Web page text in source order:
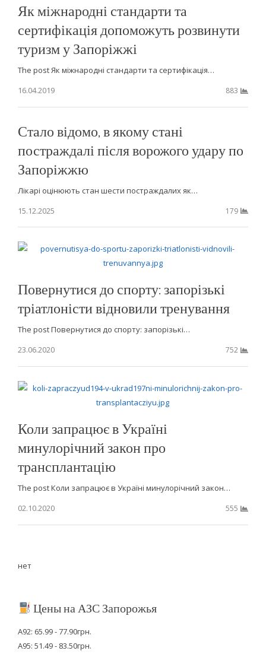
Як міжнародні стандарти та
сертифікація допоможуть розвинути
туризм у Запоріжжі
The post Як міжнародні стандарти та сертифікація…
16.04.2019
883
Стало відомо, в якому стані
постраждалі після ворожого удару по
Запоріжжю
Лікарі оцінюють стан шести постраждалих як…
15.12.2025
179
Повернутися до спорту: запорізькі
тріатлоністи відновили тренування
The post Повернутися до спорту: запорізькі…
23.06.2020
752
Коли запрацює в Україні
минулорічний закон про
трансплантацію
The post Коли запрацює в Україні минулорічний закон…
02.10.2020
555
нет
Цены на АЗС Запорожья
А92: 65.99 - 77.90грн.
А95: 51.49 - 83.50грн.